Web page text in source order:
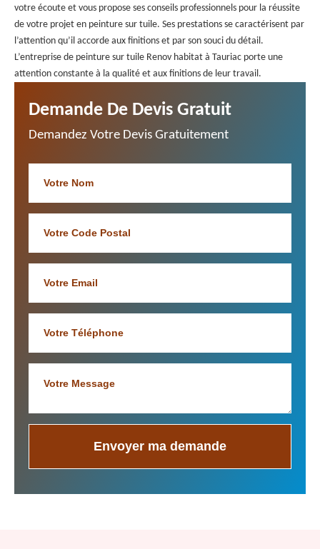
votre écoute et vous propose ses conseils professionnels pour la réussite
de votre projet en peinture sur tuile. Ses prestations se caractérisent par
l’attention qu’il accorde aux finitions et par son souci du détail.
L’entreprise de peinture sur tuile Renov habitat à Tauriac porte une
attention constante à la qualité et aux finitions de leur travail.
Demande De Devis Gratuit
Demandez Votre Devis Gratuitement